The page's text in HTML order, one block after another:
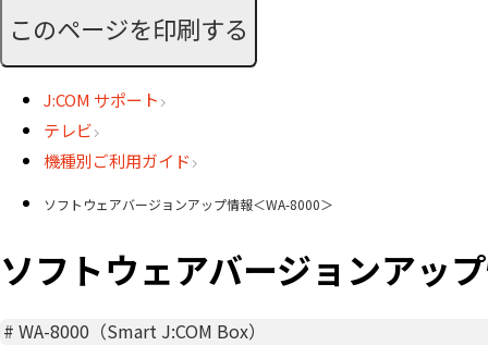
このページを印刷する
J:COM サポート
テレビ
機種別ご利用ガイド
ソフトウェアバージョンアップ情報＜WA-8000＞
ソフトウェアバージョンアッ
#WA-8000（Smart J:COM Box）